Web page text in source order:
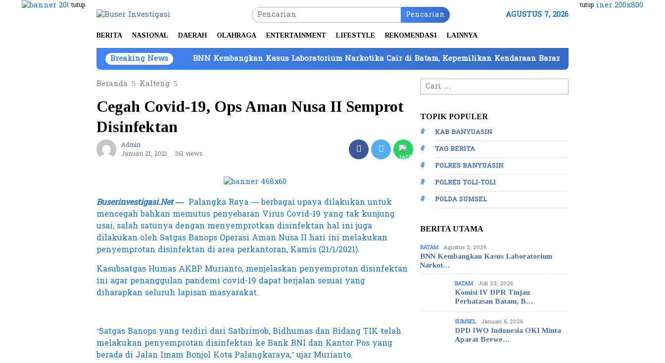
Loncat
tutup tutup
Pencarian AGUSTUS 7, 2026
BERITA NASIONAL DAERAH OLAHRAGA ENTERTAINMENT LIFESTYLE REKOMENDASI LAINNYA
Breaking NewsBNN Kembangkan Kasus Laboratorium Narkotika Cair di Batam, Kepemilikan Kendaraan Barang Bukti Atas Nama PT Mitra Usaha
Beranda
Kalteng
Cegah Covid-19, Ops Aman Nusa II Semprot
Disinfektan
Admin
Januari 21, 2021
361 views
Buserinvestigasi.Net — Palangka Raya — berbagai upaya dilakukan untuk
mencegah bahkan memutus penyebaran Virus Covid-19 yang tak kunjung
usai, salah satunya dengan menyemprotkan disinfektan hal ini juga
dilakukan oleh Satgas Banops Operasi Aman Nusa II hari ini melakukan
penyemprotan disinfektan di area perkantoran, Kamis (21/1/2021).
Kasubsatgas Humas AKBP Murianto, menjelaskan penyemprotan disinfektan
ini agar penanggulan pandemi covid-19 dapat berjalan sesuai yang
diharapkan seluruh lapisan masyarakat.
“Satgas Banops yang terdiri dari Satbrimob, Bidhumas dan Bidang TIK telah
melakukan penyemprotan disinfektan ke Bank BNI dan Kantor Pos yang
berada di Jalan Imam Bonjol Kota Palangkaraya,” ujar Murianto.
Cari
untuk:
TOPIK POPULER
KAB BANYUASIN
TAG BERITA
POLRES BANYUASIN
POLRES TOLI-TOLI
POLDA SUMSEL
BERITA UTAMA
BATAM Agustus 2, 2026
BNN Kembangkan Kasus Laboratorium
Narkot…
BATAM Juli 23, 2026
Komisi IV DPR Tinjau
Perbatasan Batam, B…
SUMSEL Januari 6, 2026
DPD IWO Indonesia OKI Minta
Aparat Berwe…